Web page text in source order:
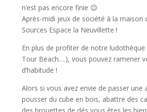
n’est pas encore finie 😉
Après-midi jeux de société à la maison
Sources Espace la Neuvillette !
En plus de profiter de notre ludothèque
Tour Beach….), vous pouvez ramener
d’habitude !
Alors si vous avez envie de passer une
pousser du cube en bois, abattre des